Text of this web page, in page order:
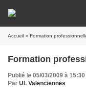
Accueil » Formation
Formation
Publié le 05/03/2009 à 15:30
Par UL Valenciennes